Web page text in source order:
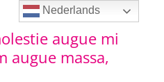
augue mi
augue massa,
Nederlands